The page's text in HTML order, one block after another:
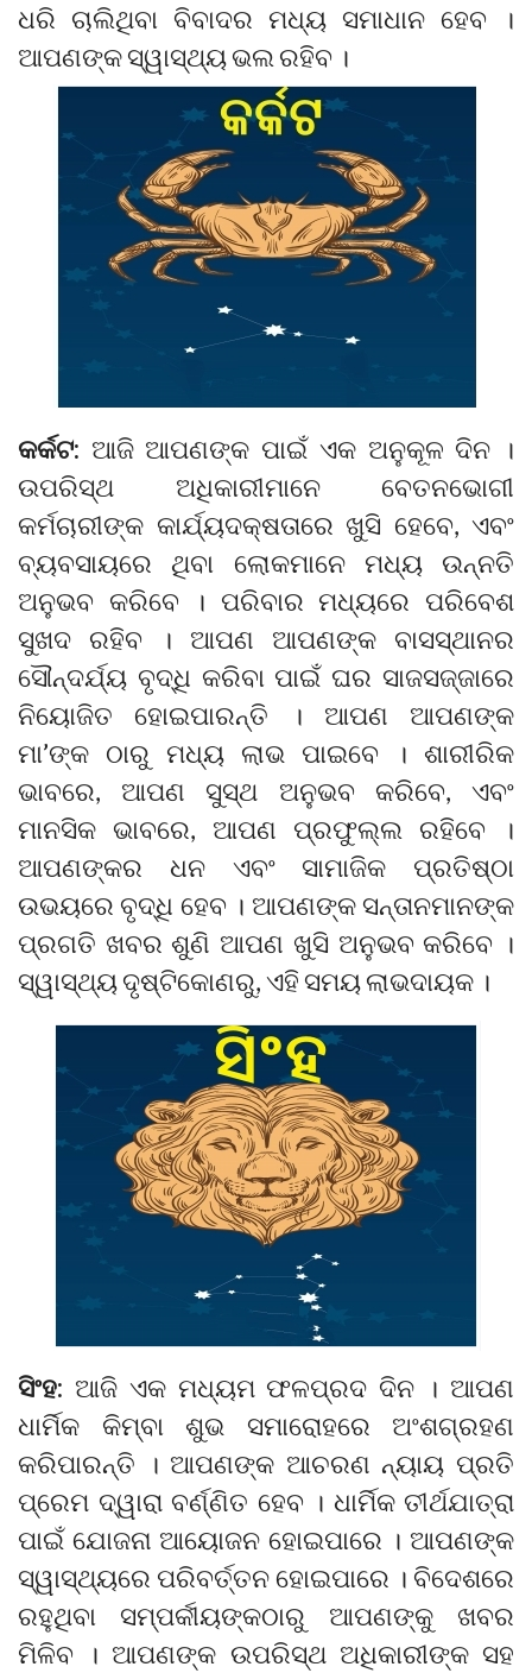
ଧରି ଚାଲିଥିବା ବିବାଦର ମଧ୍ୟ ସମାଧାନ ହେବ ।
ଆପଣଙ୍କ ସ୍ୱାସ୍ଥ୍ୟ ଭଲ ରହିବ ।
କର୍କଟ: ଆଜି ଆପଣଙ୍କ ପାଇଁ ଏକ ଅନୁକୂଳ ଦିନ ।
ଉପରିସ୍ଥ ଅଧିକାରୀମାନେ ବେତନଭୋଗୀ
କର୍ମଚାରୀଙ୍କ କାର୍ଯ୍ୟଦକ୍ଷତାରେ ଖୁସି ହେବେ, ଏବଂ
ବ୍ୟବସାୟରେ ଥିବା ଲୋକମାନେ ମଧ୍ୟ ଉନ୍ନତି
ଅନୁଭବ କରିବେ । ପରିବାର ମଧ୍ୟରେ ପରିବେଶ
ସୁଖଦ ରହିବ । ଆପଣ ଆପଣଙ୍କ ବାସସ୍ଥାନର
ସୌନ୍ଦର୍ଯ୍ୟ ବୃଦ୍ଧି କରିବା ପାଇଁ ଘର ସାଜସଜ୍ଜାରେ
ନିୟୋଜିତ ହୋଇପାରନ୍ତି । ଆପଣ ଆପଣଙ୍କ
ମା’ଙ୍କ ଠାରୁ ମଧ୍ୟ ଲାଭ ପାଇବେ । ଶାରୀରିକ
ଭାବରେ, ଆପଣ ସୁସ୍ଥ ଅନୁଭବ କରିବେ, ଏବଂ
ମାନସିକ ଭାବରେ, ଆପଣ ପ୍ରଫୁଲ୍ଲ ରହିବେ ।
ଆପଣଙ୍କର ଧନ ଏବଂ ସାମାଜିକ ପ୍ରତିଷ୍ଠା
ଉଭୟରେ ବୃଦ୍ଧି ହେବ । ଆପଣଙ୍କ ସନ୍ତାନମାନଙ୍କ
ପ୍ରଗତି ଖବର ଶୁଣି ଆପଣ ଖୁସି ଅନୁଭବ କରିବେ ।
ସ୍ୱାସ୍ଥ୍ୟ ଦୃଷ୍ଟିକୋଣରୁ, ଏହି ସମୟ ଲାଭଦାୟକ ।
ସିଂହ: ଆଜି ଏକ ମଧ୍ୟମ ଫଳପ୍ରଦ ଦିନ । ଆପଣ
ଧାର୍ମିକ କିମ୍ବା ଶୁଭ ସମାରୋହରେ ଅଂଶଗ୍ରହଣ
କରିପାରନ୍ତି । ଆପଣଙ୍କ ଆଚରଣ ନ୍ୟାୟ ପ୍ରତି
ପ୍ରେମ ଦ୍ୱାରା ବର୍ଣ୍ଣିତ ହେବ । ଧାର୍ମିକ ତୀର୍ଥଯାତ୍ରା
ପାଇଁ ଯୋଜନା ଆୟୋଜନ ହୋଇପାରେ । ଆପଣଙ୍କ
ସ୍ୱାସ୍ଥ୍ୟରେ ପରିବର୍ତ୍ତନ ହୋଇପାରେ । ବିଦେଶରେ
ରହୁଥିବା ସମ୍ପର୍କୀୟଙ୍କଠାରୁ ଆପଣଙ୍କୁ ଖବର
ମିଳିବ । ଆପଣଙ୍କ ଉପରିସ୍ଥ ଅଧିକାରୀଙ୍କ ସହ